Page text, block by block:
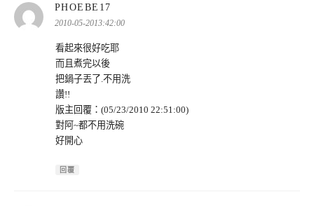
PHOEBE17
示:
2010-05-2013:42:00
看起來很好吃耶
而且煮完以後
把鍋子丟了.不用洗
讚!!
版主回覆：(05/23/2010 22:51:00)
對阿~都不用洗碗
好開心
回覆